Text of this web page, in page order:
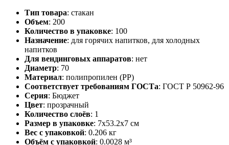
Тип товара: стакан
Объем: 200
Количество в упаковке: 100
Назначение: для горячих напитков, для холодных
напитков
Для вендинговых аппаратов: нет
Диаметр: 70
Материал: полипропилен (PP)
Соответствует требованиям ГОСТа: ГОСТ Р 50962-96
Серия: Бюджет
Цвет: прозрачный
Количество слоёв: 1
Размер в упаковке: 7x53.2x7 см
Вес с упаковкой: 0.206 кг
Объём с упаковкой: 0.0028 м³